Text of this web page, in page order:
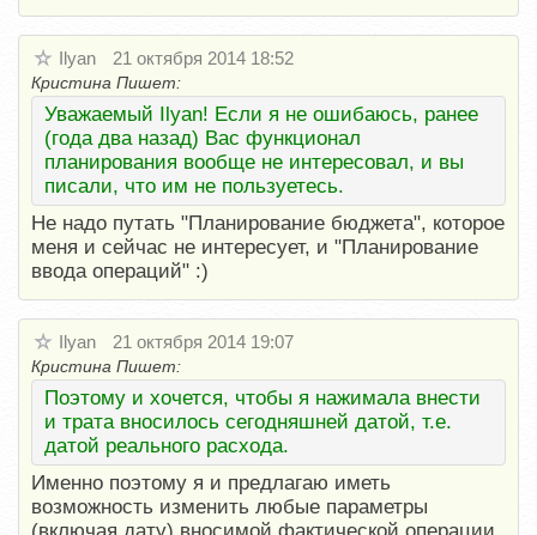
Ilyan 21 октября 2014 18:52
Кристина Пишет:
Уважаемый Ilyan! Если я не ошибаюсь, ранее
(года два назад) Вас функционал
планирования вообще не интересовал, и вы
писали, что им не пользуетесь.
Не надо путать "Планирование бюджета", которое
меня и сейчас не интересует, и "Планирование
ввода операций" :)
Ilyan 21 октября 2014 19:07
Кристина Пишет:
Поэтому и хочется, чтобы я нажимала внести
и трата вносилось сегодняшней датой, т.е.
датой реального расхода.
Именно поэтому я и предлагаю иметь
возможность изменить любые параметры